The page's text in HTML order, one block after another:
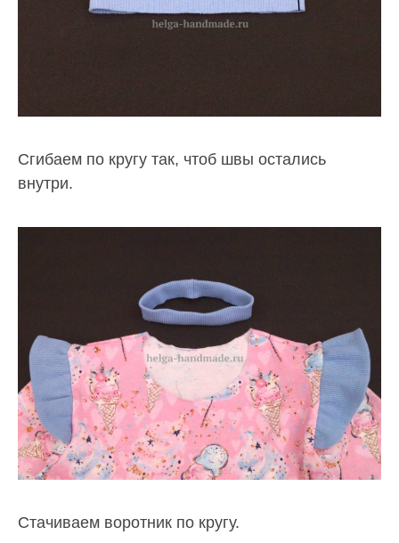
Сгибаем по кругу так, чтоб швы остались
внутри.
Стачиваем воротник по кругу.